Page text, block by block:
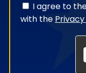
I agree to
with the